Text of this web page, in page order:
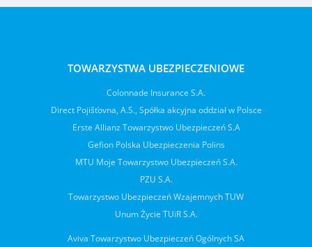
TOWARZYSTWA UBEZPIECZENIOWE
Colonnade Insurance S.A.
Direct Pojišťovna, A.S., Spółka akcyjna oddział w Polsce
Erste Allianz Towarzystwo Ubezpieczeń S.A
Gefion Polska Ubezpieczenia Polins
MTU Moje Towarzystwo Ubezpieczeń S.A.
PZU S.A.
Towarzystwo Ubezpieczeń Wzajemnych TUW
Unum Życie TUiR S.A.
Aviva Towarzystwo Ubezpieczeń Ogólnych SA